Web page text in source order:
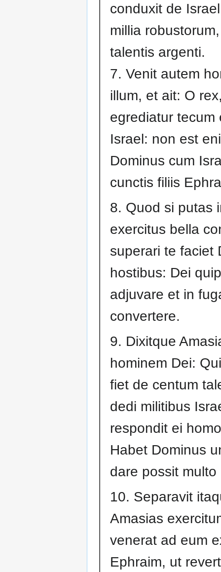
conduxit de
millia
talentis argenti.
7. Venit autem
illum, et ait: O
egrediatur tecum
Israel: non est
Dominus cum
cunctis filiis
8. Quod si putas
exercitus bella
superari te faciet
hostibus: Dei
adjuvare et in
convertere.
9. Dixitque
hominem Dei:
fiet de centum
dedi militibus
respondit ei
Habet Dominus
dare possit multo
10. Separavit
Amasias
venerat ad eum
Ephraim, ut